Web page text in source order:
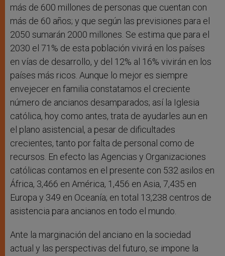
más de 600 millones de personas que cuentan con
más de 60 años; y que según las previsiones para el
2050 sumarán 2000 millones. Se estima que para el
2030 el 71% de esta población vivirá en los países
en vías de desarrollo, y del 12% al 16% vivirán en los
países más ricos. Aunque lo mejor es siempre
envejecer en familia constatamos el creciente
número de ancianos desamparados; así la Iglesia
católica, hoy como antes, trata de ayudarles aun en
el plano asistencial, a pesar de dificultades
crecientes, tanto por falta de personal como de
recursos. En efecto las Agencias y Organizaciones
católicas contamos en el presente con 532 asilos en
África, 3,466 en América, 1,456 en Asia, 7,435 en
Europa y 349 en Oceanía; en total 13,238 centros de
asistencia para ancianos en todo el mundo.
Ante la marginación del anciano en la sociedad
actual y las perspectivas del futuro, se impone la